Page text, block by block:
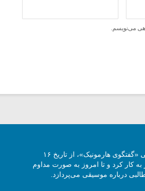
می‌نویسم.
مجله آنلاین موسیقی «گفتگوی هارمونیک»، از تاریخ ۱۶
۱۳۸۳ آغاز به کار کرد و تا امروز به صورت مداوم
درباره موسیقی می‌پردازد.